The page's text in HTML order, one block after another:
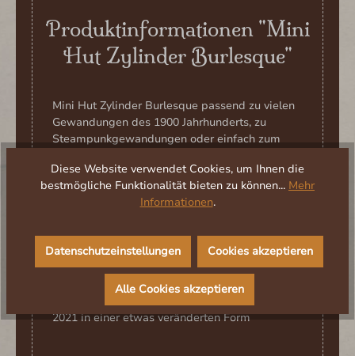
Produktinformationen "Mini
Hut Zylinder Burlesque"
Mini Hut Zylinder Burlesque passend zu vielen
Gewandungen des 1900 Jahrhunderts, zu
Steampunkgewandungen oder einfach zum
Material: aus Stroh und Satin federn Tüll
Lieferumfang: nur der Hut ohne das
Unsere Empfehlung: Mini Hut, Perücke und
Chemisette Kragen, fertig ist das Gewand für
den Straßenkarneval oder die Party! (so wie auf
dem Photo abgebildet)
2021 in einer etwas veränderten Form
Diese Website verwendet Cookies, um Ihnen die
bestmögliche Funktionalität bieten zu können... Mehr
Informationen.
Datenschutzeinstellungen Cookies akzeptieren
Alle Cookies akzeptieren